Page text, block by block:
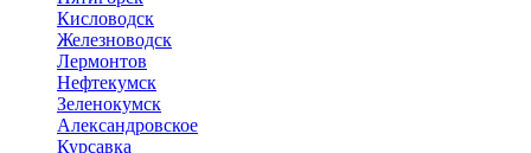
Кисловодск
Железноводск
Лермонтов
Нефтекумск
Зеленокумск
Александровское
Курсавка